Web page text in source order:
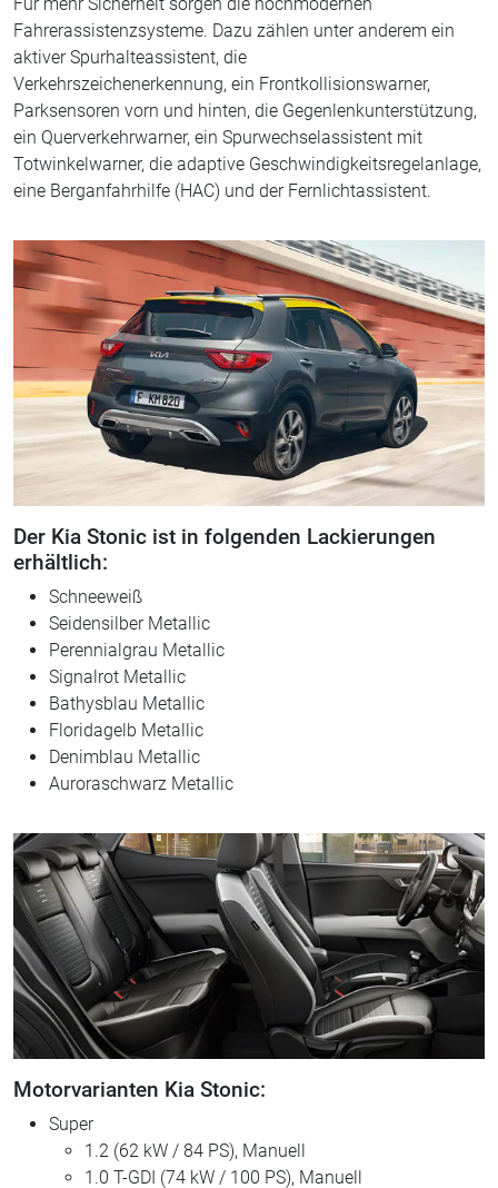
Für mehr Sicherheit sorgen die hochmodernen
Fahrerassistenzsysteme. Dazu zählen unter anderem ein
aktiver Spurhalteassistent, die
Verkehrszeichenerkennung, ein Frontkollisionswarner,
Parksensoren vorn und hinten, die Gegenlenkunterstützung,
ein Querverkehrwarner, ein Spurwechselassistent mit
Totwinkelwarner, die adaptive Geschwindigkeitsregelanlage,
eine Berganfahrhilfe (HAC) und der Fernlichtassistent.
Der Kia Stonic ist in folgenden Lackierungen
erhältlich:
Schneeweiß
Seidensilber Metallic
Perennialgrau Metallic
Signalrot Metallic
Bathysblau Metallic
Floridagelb Metallic
Denimblau Metallic
Auroraschwarz Metallic
Motorvarianten Kia Stonic:
Super
1.2 (62 kW / 84 PS), Manuell
1.0 T-GDI (74 kW / 100 PS), Manuell